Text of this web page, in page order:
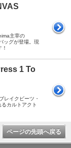
主宰の
ッグが登場。現
1 To
レイクビーツ・
カルトアクト
ページの先頭へ戻る